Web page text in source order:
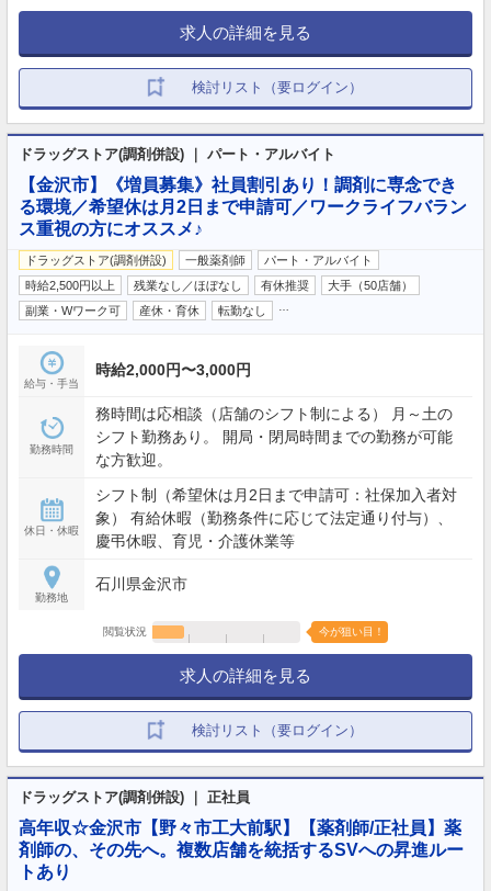
求人の詳細を見る
検討リスト（要ログイン）
ドラッグストア(調剤併設) ｜ パート・アルバイト
【金沢市】《増員募集》社員割引あり！調剤に専念でき
る環境／希望休は月2日まで申請可／ワークライフバラン
ス重視の方にオススメ♪
ドラッグストア(調剤併設) 一般薬剤師
パート・アルバイト
時給2,500円以上
残業なし／ほぼなし 有休推奨
大手（50店舗）
副業・Wワーク可
産休・育休 転勤なし
給与・手当
時給2,000円〜3,000円
勤務時間
務時間は応相談（店舗のシフト制による） 月～土の
シフト勤務あり。 開局・閉局時間までの勤務が可能
な方歓迎。
休日・休暇
シフト制（希望休は月2日まで申請可：社保加入者対
象） 有給休暇（勤務条件に応じて法定通り付与）、
慶弔休暇、育児・介護休業等
勤務地
石川県金沢市
閲覧状況 今が狙い目！
求人の詳細を見る
検討リスト（要ログイン）
ドラッグストア(調剤併設) ｜ 正社員
高年収☆金沢市【野々市工大前駅】【薬剤師/正社員】薬
剤師の、その先へ。複数店舗を統括するSVへの昇進ルー
トあり